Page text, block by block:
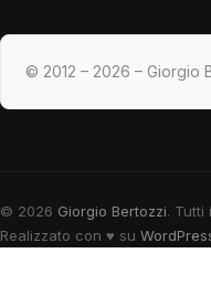
© 2012 – 2026 – Giorgio
© 2026 Giorgio Bertozzi. Tutti
Realizzato con ♥ su